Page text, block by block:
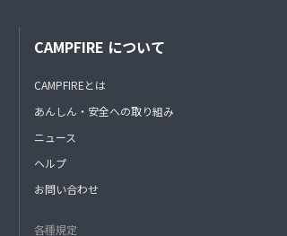
CAMPFIRE について
CAMPFIREとは
あんしん・安全への取り組み
ニュース
ヘルプ
お問い合わせ
各種規定